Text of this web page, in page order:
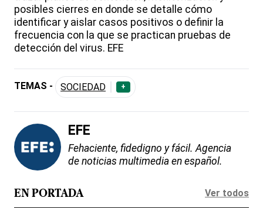
posibles cierres en donde se detalle cómo
identificar y aislar casos positivos o definir la
frecuencia con la que se practican pruebas de
detección del virus. EFE
TEMAS - SOCIEDAD +
EFE
Fehaciente, fidedigno y fácil. Agencia
de noticias multimedia en español.
EN PORTADA Ver todos